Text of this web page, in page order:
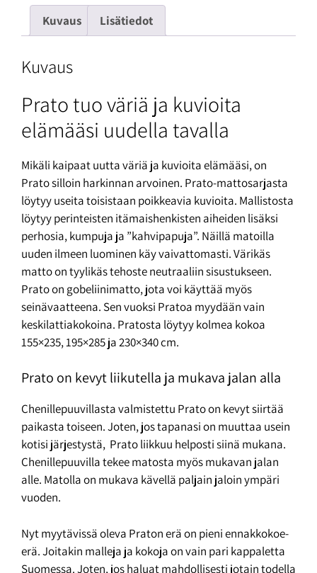
Kuvaus Lisätiedot
Kuvaus
Prato tuo väriä ja kuvioita
elämääsi uudella tavalla
Mikäli kaipaat uutta väriä ja kuvioita elämääsi, on
Prato silloin harkinnan arvoinen. Prato-mattosarjasta
löytyy useita toisistaan poikkeavia kuvioita. Mallistosta
löytyy perinteisten itämaishenkisten aiheiden lisäksi
perhosia, kumpuja ja ”kahvipapuja”. Näillä matoilla
uuden ilmeen luominen käy vaivattomasti. Värikäs
matto on tyylikäs tehoste neutraaliin sisustukseen.
Prato on gobeliinimatto, jota voi käyttää myös
seinävaatteena. Sen vuoksi Pratoa myydään vain
keskilattiakokoina. Pratosta löytyy kolmea kokoa
155×235, 195×285 ja 230×340 cm.
Prato on kevyt liikutella ja mukava jalan alla
Chenillepuuvillasta valmistettu Prato on kevyt siirtää
paikasta toiseen. Joten, jos tapanasi on muuttaa usein
kotisi järjestystä, Prato liikkuu helposti siinä mukana.
Chenillepuuvilla tekee matosta myös mukavan jalan
alle. Matolla on mukava kävellä paljain jaloin ympäri
vuoden.
Nyt myytävissä oleva Praton erä on pieni ennakkokoe-
erä. Joitakin malleja ja kokoja on vain pari kappaletta
Suomessa. Joten, jos haluat mahdollisesti jotain todella